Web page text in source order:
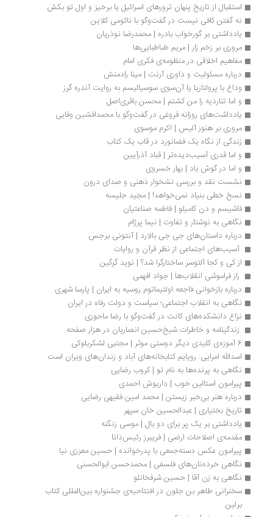
استقبال از تاریخ پنهان ترورهای اسرائیل یا برخیز و اول تو بکش
نه گفتن کافی نیست در گفت‌وگو با نائومی کلاین
یادداشتی بر گورخواب بادره | محمدرضا نوذریان
مروری بر زخم زار | مریم‌ طباطبایی‌ها
مفاهیم اخلاقی در منظومه‌ی فکری امام
درباره مسئولیت و داوری آرنت | مینا رادمنش
وداع با پرولتاریا یا آن‌سوی سوسیالیسم به روایت آندره گرز
و اما تناردیه را من کشتم | محسن باقری‌اصل
یادداشت‌های روزانه فروغی در گفت‌وگو با محمدافشین‌ وفایی
مروری بر هنوز آلیس | اکرم موسوی
زندگی از نگاه یک فضانورد در قاب یک کتاب
و اما قدری آسیب‌‎دیده‌تر | قباد آذرآیین
و اما در گوش باد | بهار خسروی
نشست نقد و بررسی نشخوار ذهنی و صدای درون
نسخ خطی بنیاد نمی‌خواهد! | مجید جلیسه
فاشیسم و دن کامیلو | فاطمه صناعتیان
نگاهی به نوشتار و تفاوت | نیما پرژام
درباره داستان‌های جی جی بالارد | آنتونی برجس
آسیب‌های اجتماعی از نظر قرآن و روایات
از کی و کجا آلتوسر ساختارگرا شد؟ | نوید گرگین
راز فراموشی انقلاب‌ها | جواد افهمی
درباره بازخوانی فاجعه اولتیماتوم روسیه به ایران | پارسا شهری
نگاهی به انقلاب اجتماعی؛ سیاست و دولت رفاه در ایران
نزاع دانشکده‌های کانت در گفت‌وگو با رضا ماحوزی
زندگینامه و خاطرات شیخ‌حسین انصاریان در هزار صفحه
6 آموزه‌ی کلیدی دیگر دوستی موثر | مجتبی لشکربلوکی
اسدالله امرایی: رویایم کتابخانه‌های آباد و زندان‌های ویران است
نگاهی به پرنده‌ها به نام تو | کروب رضایی
پیرامون استالین خوب | داریوش احمدی
درباره هنر بی‌خبر زیستن | محمد امین فقیهی رضایی
تاریخ بختیاری | عبدالحسین خان سپهر
یادداشتی بر یک پر برای دو بال | موسی زنگنه
مقدمه‌ی اصلاحات ارضی | فریبرز رئیس‌دانا
پیرامون عکس دسته‌جمعی با پدرخوانده | حسین معززی نیا
نگاهی خرده‌نان‌های فلسفی | محمدحسن ابوالحسنی
نگاهی به زن آقا | حسین شرفخانلو
برلین